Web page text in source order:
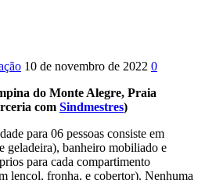
10 de novembro de 2022 0
do Monte Alegre, Praia
com Sindmestres)
para 06 pessoas consiste em
geladeira), banheiro mobiliado e
para cada compartimento
lençol, fronha, e cobertor). Nenhuma